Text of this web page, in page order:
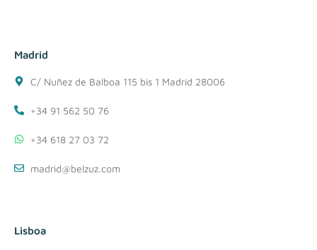
Madrid
C/ Nuñez de Balboa 115 bis 1 Madrid 28006
+34 91 562 50 76
+34 618 27 03 72
madrid@belzuz.com
Lisboa